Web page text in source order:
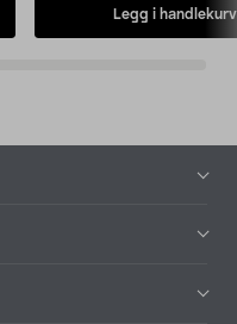
Legg i handlekurv